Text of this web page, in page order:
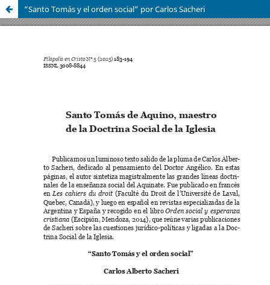
“Santo Tomás y el orden social” por Carlos Sacheri